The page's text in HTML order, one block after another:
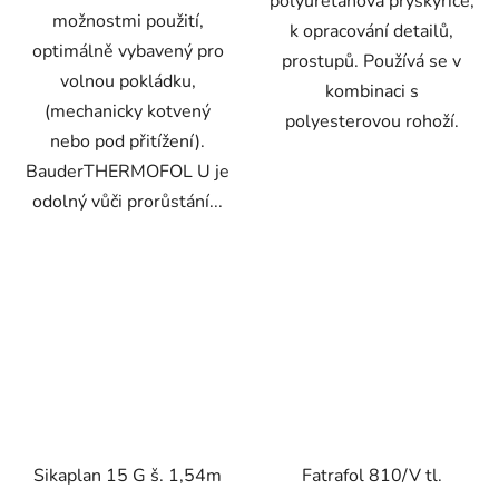
možnostmi použití,
optimálně vybavený pro
volnou pokládku,
(mechanicky kotvený
nebo pod přitížení).
BauderTHERMOFOL U je
odolný vůči prorůstání...
k opracování detailů,
prostupů. Používá se v
kombinaci s
polyesterovou rohoží.
Sikaplan 15 G š. 1,54m
Fatrafol 810/V tl.